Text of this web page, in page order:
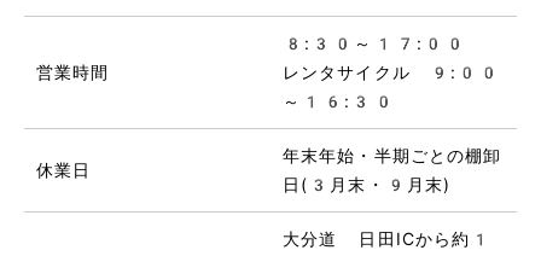
営業時間
8:30～17:00
レンタサイクル 9:00
～16:30
休業日
年末年始・半期ごとの棚卸
日(3月末・9月末)
大分道 日田ICから約1